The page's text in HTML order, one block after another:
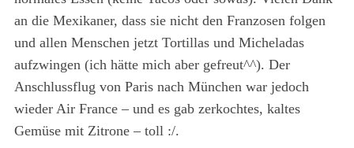
an die Mexikaner, dass sie nicht den Franzosen folgen
und allen Menschen jetzt Tortillas und Micheladas
aufzwingen (ich hätte mich aber gefreut^^). Der
Anschlussflug von Paris nach München war jedoch
wieder Air France – und es gab zerkochtes, kaltes
Gemüse mit Zitrone – toll :/.